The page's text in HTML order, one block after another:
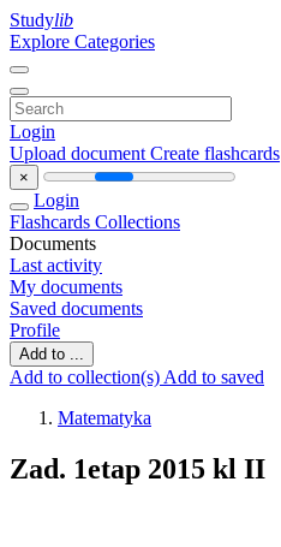
Studylib
Explore Categories
Login
Upload document Create flashcards
×
Login
Flashcards Collections
Documents
Last activity
My documents
Saved documents
Profile
Add to ...
Add to collection(s) Add to saved
Matematyka
Zad. 1etap 2015 kl II